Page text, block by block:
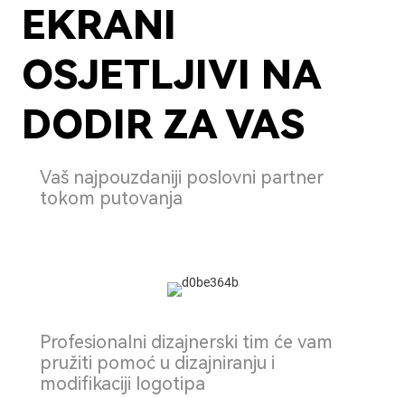
EKRANI
OSJETLJIVI NA
DODIR ZA VAS
Vaš najpouzdaniji poslovni partner
tokom putovanja
Profesionalni dizajnerski tim će vam
pružiti pomoć u dizajniranju i
modifikaciji logotipa